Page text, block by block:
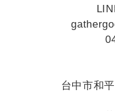
台中市和